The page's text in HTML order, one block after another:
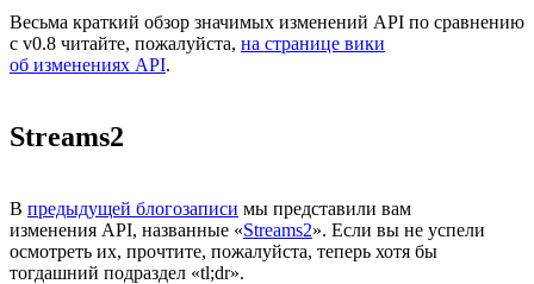
Весьма краткий обзор значимых изменений API по сравнению
с v0.8 читайте, пожалуйста, на странице вики
об изменениях API.
Streams2
В предыдущей блогозаписи мы представили вам
изменения API, названные «Streams2». Если вы не успели
осмотреть их, прочтите, пожалуйста, теперь хотя бы
тогдашний подраздел «tl;dr».